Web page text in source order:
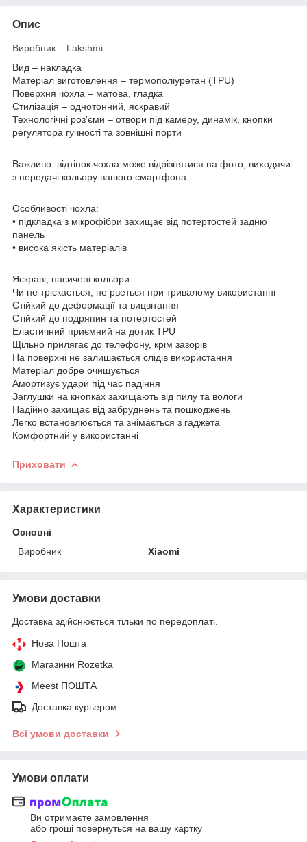
Опис
Виробник – Lakshmi
Вид – накладка
Матеріал виготовлення – термополіуретан (TPU)
Поверхня чохла – матова, гладка
Стилізація – однотонний, яскравий
Технологічні роз'єми – отвори під камеру, динамік, кнопки
регулятора гучності та зовнішні порти
Важливо: відтінок чохла може відрізнятися на фото, виходячи
з передачі кольору вашого смартфона
Особливості чохла:
• підкладка з мікрофібри захищає від потертостей задню
панель
• висока якість матеріалів
Яскраві, насичені кольори
Чи не тріскається, не рветься при тривалому використанні
Стійкий до деформації та вицвітання
Стійкий до подряпин та потертостей
Еластичний приємний на дотик TPU
Щільно прилягає до телефону, крім зазорів
На поверхні не залишається слідів використання
Матеріал добре очищується
Амортизує удари під час падіння
Заглушки на кнопках захищають від пилу та вологи
Надійно захищає від забруднень та пошкоджень
Легко встановлюється та знімається з гаджета
Комфортний у використанні
Приховати
Характеристики
Основні
Виробник
Xiaomi
Умови доставки
Доставка здійснюється тільки по передоплаті.
Нова Пошта
Магазини Rozetka
Meest ПОШТА
Доставка курьером
Всі умови доставки
Умови оплати
Ви отримаєте замовлення
або гроші повернуться на вашу картку